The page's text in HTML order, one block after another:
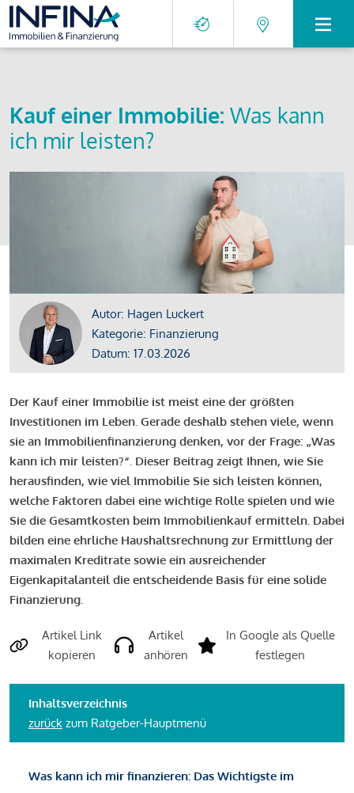
Kauf einer Immobilie: Was kann
ich mir leisten?
Autor: Hagen Luckert
Kategorie: Finanzierung
Datum: 17.03.2026
Der Kauf einer Immobilie ist meist eine der größten
Investitionen im Leben. Gerade deshalb stehen viele, wenn
sie an Immobilienfinanzierung denken, vor der Frage: „Was
kann ich mir leisten?“. Dieser Beitrag zeigt Ihnen, wie Sie
herausfinden, wie viel Immobilie Sie sich leisten können,
welche Faktoren dabei eine wichtige Rolle spielen und wie
Sie die Gesamtkosten beim Immobilienkauf ermitteln. Dabei
bilden eine ehrliche Haushaltsrechnung zur Ermittlung der
maximalen Kreditrate sowie ein ausreichender
Eigenkapitalanteil die entscheidende Basis für eine solide
Finanzierung.
Artikel Link
kopieren
Artikel
anhören
In Google als Quelle
festlegen
Inhaltsverzeichnis
zurück zum Ratgeber-Hauptmenü
Was kann ich mir finanzieren: Das Wichtigste im